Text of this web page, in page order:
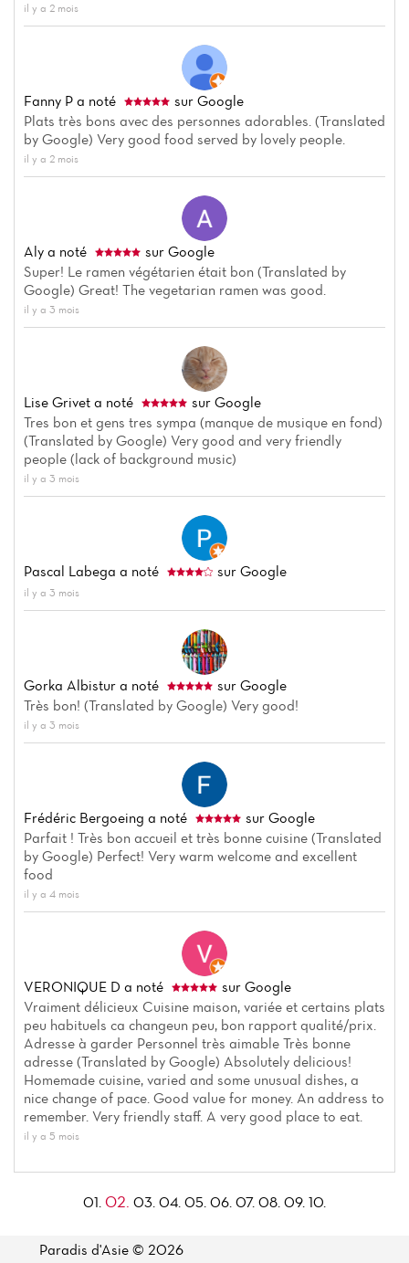
il y a 2 mois
Fanny P a noté
sur Google
Plats très bons avec des personnes adorables. (Translated
by Google) Very good food served by lovely people.
il y a 2 mois
Aly a noté
sur Google
Super! Le ramen végétarien était bon (Translated by
Google) Great! The vegetarian ramen was good.
il y a 3 mois
Lise Grivet a noté
sur Google
Tres bon et gens tres sympa (manque de musique en fond)
(Translated by Google) Very good and very friendly
people (lack of background music)
il y a 3 mois
Pascal Labega a noté sur Google
il y a 3 mois
Gorka Albistur a noté
sur Google
Très bon! (Translated by Google) Very good!
il y a 3 mois
Frédéric Bergoeing a noté
sur Google
Parfait ! Très bon accueil et très bonne cuisine (Translated
by Google) Perfect! Very warm welcome and excellent
food
il y a 4 mois
VERONIQUE D a noté
sur Google
Vraiment délicieux Cuisine maison, variée et certains plats
peu habituels ca changeun peu, bon rapport qualité/prix.
Adresse à garder Personnel très aimable Très bonne
adresse (Translated by Google) Absolutely delicious!
Homemade cuisine, varied and some unusual dishes, a
nice change of pace. Good value for money. An address to
remember. Very friendly staff. A very good place to eat.
il y a 5 mois
01. 02. 03. 04. 05. 06. 07. 08. 09. 10.
Paradis d'Asie © 2026
Accueil
Actualités
Carte
Avis